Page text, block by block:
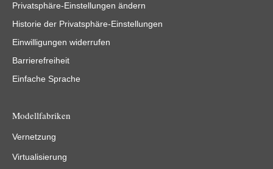
Privatsphäre-Einstellungen ändern
Historie der Privatsphäre-Einstellungen
Einwilligungen widerrufen
Barrierefreiheit
Einfache Sprache
Modellfabriken
Vernetzung
Virtualisierung